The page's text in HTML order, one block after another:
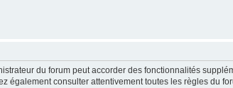
du forum peut accorder des fonctionnalités
également consulter attentivement toutes les règles du